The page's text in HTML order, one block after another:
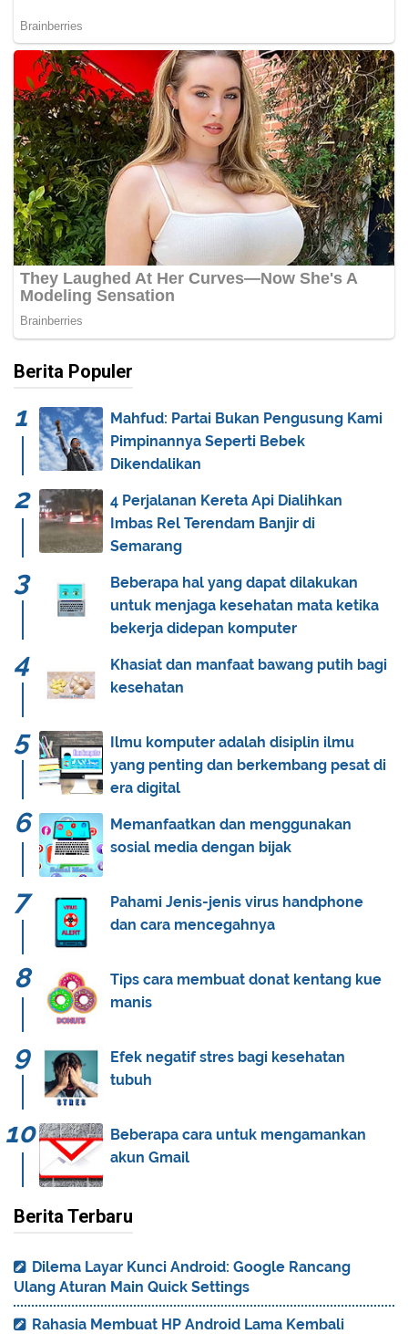
Berita Populer
Mahfud: Partai Bukan Pengusung Kami
Pimpinannya Seperti Bebek
Dikendalikan
4 Perjalanan Kereta Api Dialihkan
Imbas Rel Terendam Banjir di
Semarang
Beberapa hal yang dapat dilakukan
untuk menjaga kesehatan mata ketika
bekerja didepan komputer
Khasiat dan manfaat bawang putih bagi
kesehatan
Ilmu komputer adalah disiplin ilmu
yang penting dan berkembang pesat di
era digital
Memanfaatkan dan menggunakan
sosial media dengan bijak
Pahami Jenis-jenis virus handphone
dan cara mencegahnya
Tips cara membuat donat kentang kue
manis
Efek negatif stres bagi kesehatan
tubuh
Beberapa cara untuk mengamankan
akun Gmail
Berita Terbaru
Dilema Layar Kunci Android: Google Rancang
Ulang Aturan Main Quick Settings
Rahasia Membuat HP Android Lama Kembali